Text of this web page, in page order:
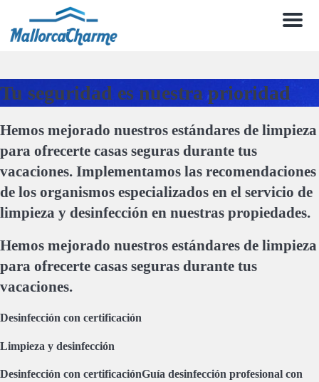
Menu
Tu seguridad es nuestra prioridad
Hemos mejorado nuestros estándares de limpieza
para ofrecerte casas seguras durante tus
vacaciones. Implementamos las recomendaciones
de los organismos especializados en el servicio de
limpieza y desinfección en nuestras propiedades.
Hemos mejorado nuestros estándares de limpieza
para ofrecerte casas seguras durante tus
vacaciones.
Desinfección con certificación
Limpieza y desinfección
Desinfección con certificaciónGuía desinfección profesional con